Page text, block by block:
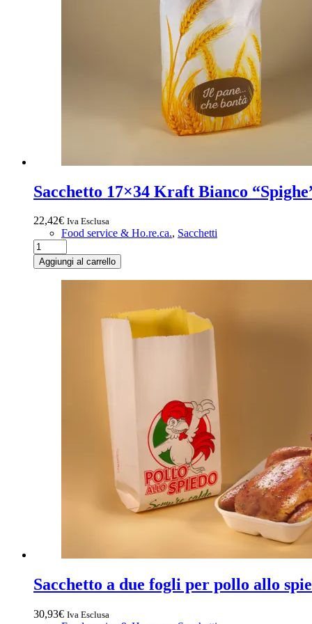
Sacchetto 17×34 Kraft Bianco
22,42€ Iva Esclusa
Food service & Ho.re.ca., Sacchetti
Sacchetto
17x34
Kraft
Bianco
Aggiungi al carrello
Sacchetto a due fogli per pollo allo
30,93€ Iva Esclusa